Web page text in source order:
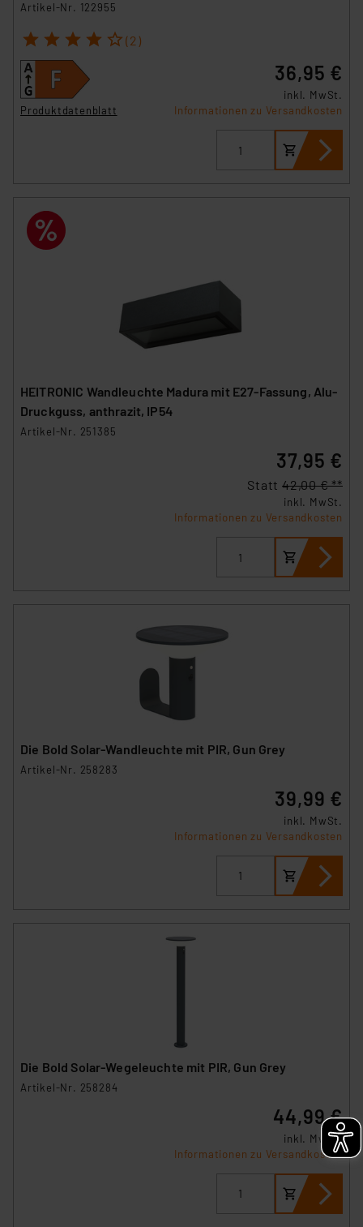
Artikel-Nr. 122955
1 2 3 4 5 (2)
Produktdatenblatt
36,95 €
inkl. MwSt.
Informationen zu Versandkosten
HEITRONIC Wandleuchte Madura mit E27-Fassung, Alu-
Druckguss, anthrazit, IP54
Artikel-Nr. 251385
37,95 €
Statt 42,00 € **
inkl. MwSt.
Informationen zu Versandkosten
Die Bold Solar-Wandleuchte mit PIR, Gun Grey
Artikel-Nr. 258283
39,99 €
inkl. MwSt.
Informationen zu Versandkosten
Die Bold Solar-Wegeleuchte mit PIR, Gun Grey
Artikel-Nr. 258284
44,99 €
inkl. MwSt.
Informationen zu Versandkosten